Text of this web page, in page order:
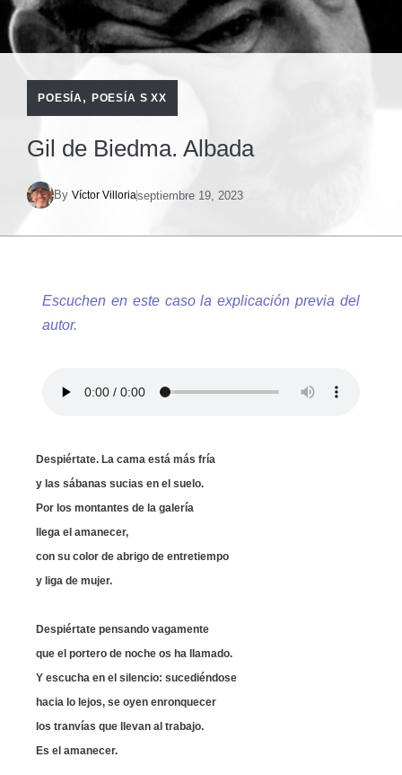
POESÍA, POESÍA S XX
Gil de Biedma. Albada
By Víctor Villoriaseptiembre 19, 2023
Escuchen en este caso la explicación previa del
autor.
Despiértate. La cama está más fría
y las sábanas sucias en el suelo.
Por los montantes de la galería
llega el amanecer,
con su color de abrigo de entretiempo
y liga de mujer.
Despiértate pensando vagamente
que el portero de noche os ha llamado.
Y escucha en el silencio: sucediéndose
hacia lo lejos, se oyen enronquecer
los tranvías que llevan al trabajo.
Es el amanecer.